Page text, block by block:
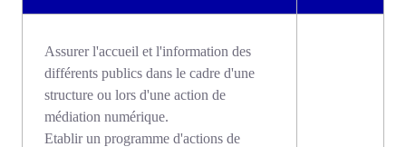
Assurer l'accueil et l'information des
différents publics dans le cadre d'une
structure ou lors d'une action de
médiation numérique.
Etablir un programme d'actions de